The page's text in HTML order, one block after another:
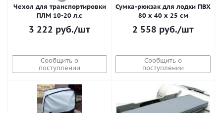
Чехол для транспортировки
ПЛМ 10-20 л.с
3 222 руб./шт
Сообщить о
поступлении
Сумка-рюкзак для лодки ПВХ
80 х 40 х 25 см
2 558 руб./шт
Сообщить о
поступлении